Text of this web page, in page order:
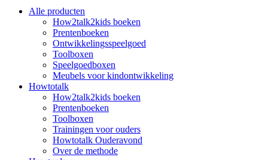
Alle producten
How2talk2kids boeken
Prentenboeken
Ontwikkelingsspeelgoed
Toolboxen
Speelgoedboxen
Meubels voor kindontwikkeling
Howtotalk
How2talk2kids boeken
Prentenboeken
Toolboxen
Trainingen voor ouders
Howtotalk Ouderavond
Over de methode